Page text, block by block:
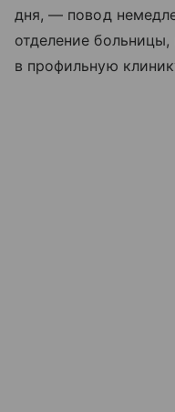
дня, — повод
отделение
в профильную